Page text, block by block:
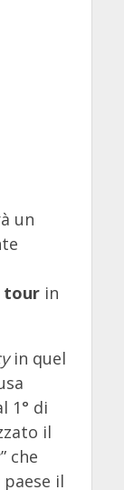
un
tour in
in quel
1° di
il
” che
il